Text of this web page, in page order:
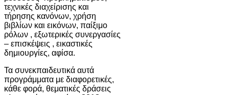
τεχνικές διαχείρισης και
τήρησης κανόνων, χρήση
βιβλίων και εικόνων, παίξιμο
ρόλων , εξωτερικές συνεργασίες
– επισκέψεις , εικαστικές
δημιουργίες, αφίσα.
Τα συνεκπαιδευτικά αυτά
προγράμματα με διαφορετικές,
κάθε φορά, θεματικές δράσεις